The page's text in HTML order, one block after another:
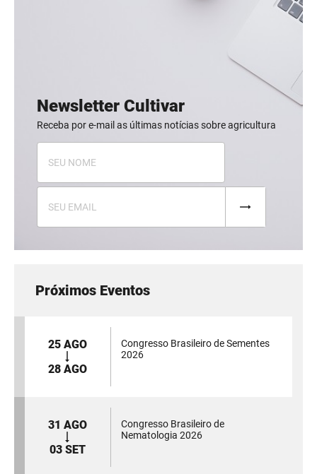
Newsletter Cultivar
Receba por e-mail as últimas notícias sobre agricultura
Próximos Eventos
25 AGO
28 AGO
Congresso Brasileiro de Sementes
2026
31 AGO
03 SET
Congresso Brasileiro de
Nematologia 2026